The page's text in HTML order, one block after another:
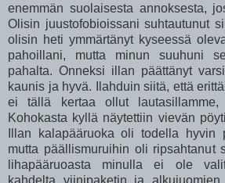
enemmän suolaisesta annoksesta,
Olisin juustofobioissani suhtautunut
olisin heti ymmärtänyt kyseessä
pahoillani, mutta minun suuhuni
pahalta. Onneksi illan päättänyt
kaunis ja hyvä. Ilahduin siitä, että
ei tällä kertaa ollut
Kohokasta kyllä näytettiin vievän
Illan kalapääruoka oli todella hyvin
mutta päällismuruihin oli ripsahtanut
lihapääruoasta minulla ei ole
kahdelta viinipaketin ja